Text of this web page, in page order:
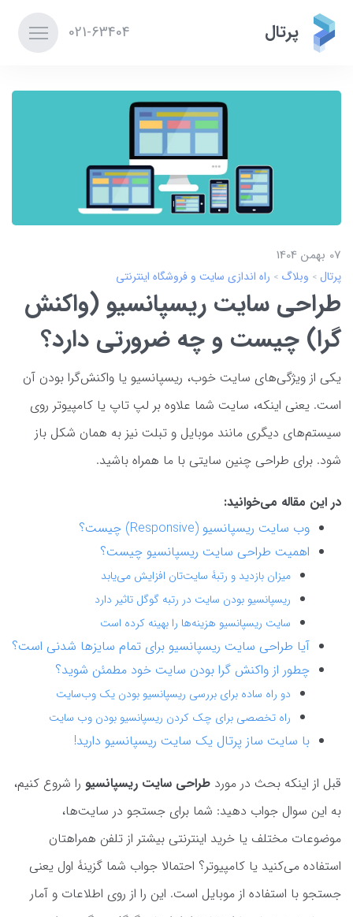
پرتال 021-63404
07 بهمن 1404
پرتال وبلاگ راه اندازی سایت و فروشگاه اینترنتی
طراحی سایت ریسپانسیو (واکنش
گرا) چیست و چه ضرورتی دارد؟
یکی از ویژگی‌های سایت خوب، ریسپانسیو یا واکنش‌گرا بودن آن
است. یعنی اینکه، سایت شما علاوه بر لپ تاپ یا کامپیوتر روی
سیستم‌های دیگری مانند موبایل و تبلت نیز به همان شکل باز
شود. برای طراحی چنین سایتی با ما همراه باشید.
در این مقاله می‌خوانید:
وب سایت ریسپانسیو (Responsive) چیست؟
اهمیت طراحی سایت ریسپانسیو چیست؟
میزان بازدید و رتبۀ سایت‌تان افزایش می‌یابد
ریسپانسیو بودن سایت در رتبه گوگل تاثیر دارد
سایت ریسپانسیو هزینه‌ها را بهینه کرده است
آیا طراحی سایت ریسپانسیو برای تمام سایز‌ها شدنی است؟
چطور از واکنش ‌گرا بودن سایت خود مطمئن شوید؟
دو راه ساده برای بررسی ریسپانسیو بودن یک وب‌سایت
راه تخصصی برای چک کردن ریسپانسیو بودن وب سایت
با سایت ساز پرتال یک سایت ریسپانسیو دارید!
قبل از اینکه بحث در مورد طراحی سایت ریسپانسیو را شروع کنیم،
به این سوال جواب دهید: شما برای جستجو در سایت‌ها،
موضوعات مختلف یا خرید اینترنتی بیشتر از تلفن همراهتان
استفاده می‌کنید یا کامپیوتر؟ احتمالا جواب شما گزینۀ اول یعنی
جستجو با استفاده از موبایل است. این را از روی اطلاعات و آمار